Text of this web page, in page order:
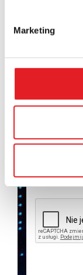
Marketing
Treść: *
temat